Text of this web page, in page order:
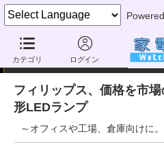
カテゴリ ログイン
ニュース
フィリップス、価格を市
形LEDランプ
～オフィスや工場、倉庫向けに